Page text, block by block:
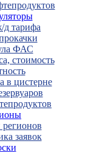
д тарифа
ФАС
стоимость
в цистерне
заявок